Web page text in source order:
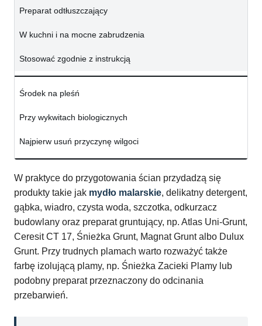
Preparat odtłuszczający
W kuchni i na mocne zabrudzenia
Stosować zgodnie z instrukcją
Środek na pleśń
Przy wykwitach biologicznych
Najpierw usuń przyczynę wilgoci
W praktyce do przygotowania ścian przydadzą się
produkty takie jak mydło malarskie, delikatny detergent,
gąbka, wiadro, czysta woda, szczotka, odkurzacz
budowlany oraz preparat gruntujący, np. Atlas Uni-Grunt,
Ceresit CT 17, Śnieżka Grunt, Magnat Grunt albo Dulux
Grunt. Przy trudnych plamach warto rozważyć także
farbę izolującą plamy, np. Śnieżka Zacieki Plamy lub
podobny preparat przeznaczony do odcinania
przebarwień.